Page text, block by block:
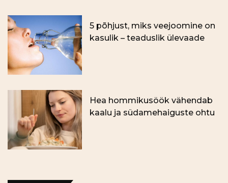
5 põhjust, miks veejoomine on
kasulik – teaduslik ülevaade
Hea hommikusöök vähendab
kaalu ja südamehaiguste ohtu